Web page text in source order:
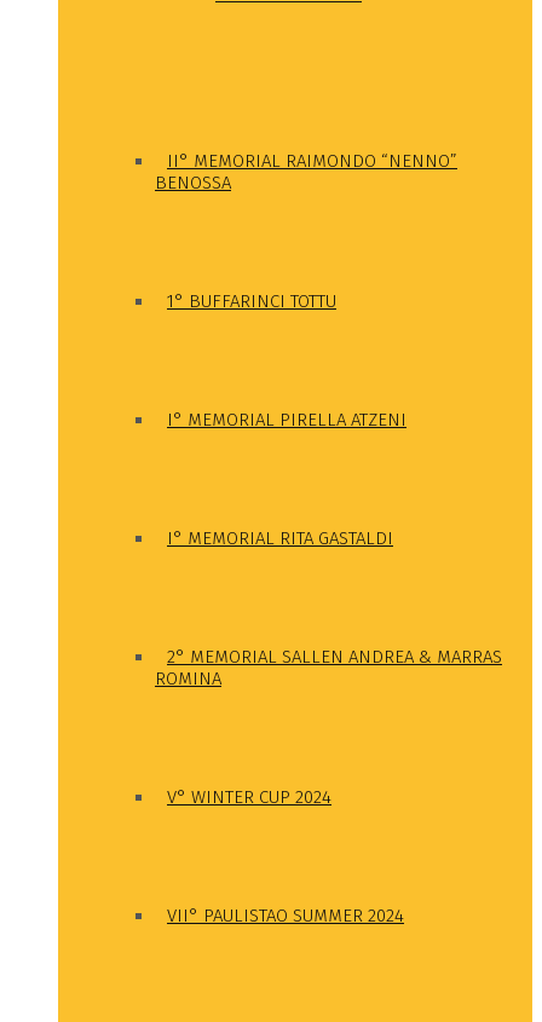
II° MEMORIAL RAIMONDO “NENNO”
BENOSSA
1° BUFFARINCI TOTTU
I° MEMORIAL PIRELLA ATZENI
I° MEMORIAL RITA GASTALDI
2° MEMORIAL SALLEN ANDREA & MARRAS
ROMINA
V° WINTER CUP 2024
VII° PAULISTAO SUMMER 2024